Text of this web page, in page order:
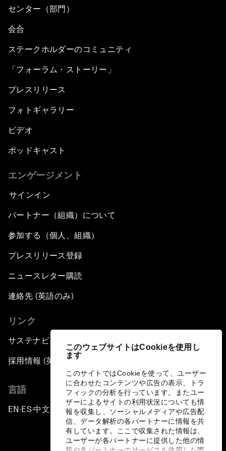
このウェブサイトはCookieを使用し
ます
このサイトではCookieを使って、ユーザー
に合わせたコンテンツや広告の表示、トラ
フィックの分析を行っています。またユー
ザーによるサイトの利用状況についても情
報を収集し、ソーシャルメディアや広告配
信、データ解析の各パートナーに情報を共
有しています。ここで収集された情報は、
ユーザーが各パートナーに提供した他の情
センター（部門）
会合
ステークホルダーのコミュニティ
「フォーラム・ストーリー」
プレスリリース
フォトギャラリー
ビデオ
ポッドキャスト
エンゲージメント
サインイン
パートナー（組織）について
参加する（個人、組織）
プレスリリース登録
ニュースレター購読
連絡先 (英語のみ)
リンク
サステナビリティへの取り組み
採用情報 (英語のみ)
言語
EN ▪ES▪中文▪ 日本語